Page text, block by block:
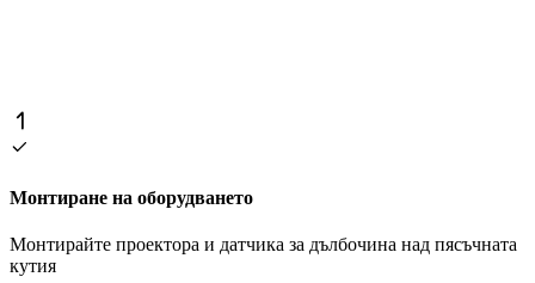
Монтиране на оборудването
Монтирайте проектора и датчика за дълбочина над пясъчната
кутия